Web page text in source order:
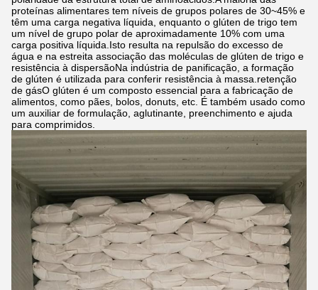
proteínas alimentares tem níveis de grupos polares de 30~45% e
têm uma carga negativa líquida, enquanto o glúten de trigo tem
um nível de grupo polar de aproximadamente 10% com uma
carga positiva líquida.Isto resulta na repulsão do excesso de
água e na estreita associação das moléculas de glúten de trigo e
resistência à dispersãoNa indústria de panificação, a formação
de glúten é utilizada para conferir resistência à massa.retenção
de gásO glúten é um composto essencial para a fabricação de
alimentos, como pães, bolos, donuts, etc. É também usado como
um auxiliar de formulação, aglutinante, preenchimento e ajuda
para comprimidos.